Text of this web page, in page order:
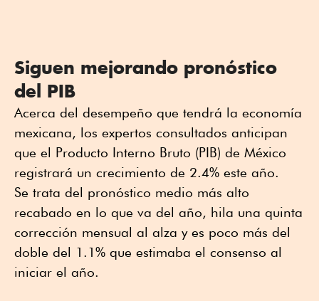
Siguen mejorando pronóstico
del PIB
Acerca del desempeño que tendrá la economía
mexicana, los expertos consultados anticipan
que el Producto Interno Bruto (PIB) de México
registrará un crecimiento de 2.4% este año.
Se trata del pronóstico medio más alto
recabado en lo que va del año, hila una quinta
corrección mensual al alza y es poco más del
doble del 1.1% que estimaba el consenso al
iniciar el año.